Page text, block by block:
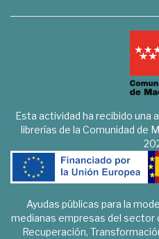
Esta actividad ha recibido una
librerías de la Comunidad de
Ayudas públicas para la
medianas empresas del sector
Recuperación,